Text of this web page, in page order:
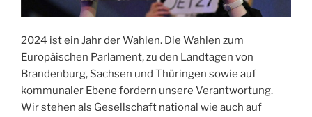
2024 ist ein Jahr der Wahlen. Die Wahlen zum
Europäischen Parlament, zu den Landtagen von
Brandenburg, Sachsen und Thüringen sowie auf
kommunaler Ebene fordern unsere Verantwortung.
Wir stehen als Gesellschaft national wie auch auf